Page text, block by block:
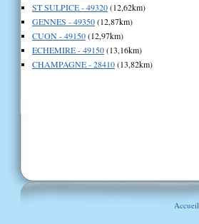
ST SULPICE - 49320(12,62km)
GENNES - 49350(12,87km)
CUON - 49150(12,97km)
ECHEMIRE - 49150(13,16km)
CHAMPAGNE - 28410(13,82km)
Accueil